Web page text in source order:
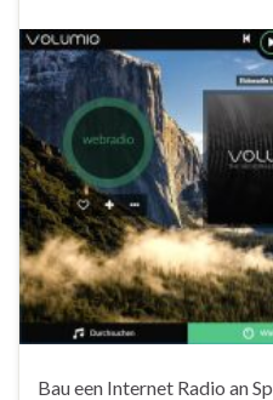
Bau een Internet Radio an